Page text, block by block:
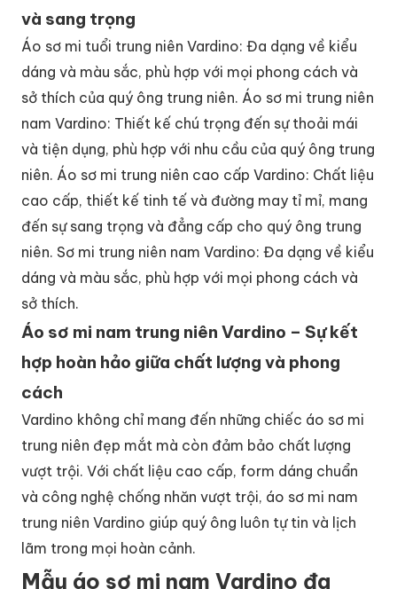
và sang trọng
Áo sơ mi tuổi trung niên Vardino: Đa dạng về kiểu
dáng và màu sắc, phù hợp với mọi phong cách và
sở thích của quý ông trung niên. Áo sơ mi trung niên
nam Vardino: Thiết kế chú trọng đến sự thoải mái
và tiện dụng, phù hợp với nhu cầu của quý ông trung
niên. Áo sơ mi trung niên cao cấp Vardino: Chất liệu
cao cấp, thiết kế tinh tế và đường may tỉ mỉ, mang
đến sự sang trọng và đẳng cấp cho quý ông trung
niên. Sơ mi trung niên nam Vardino: Đa dạng về kiểu
dáng và màu sắc, phù hợp với mọi phong cách và
sở thích.
Áo sơ mi nam trung niên Vardino – Sự kết
hợp hoàn hảo giữa chất lượng và phong
cách
Vardino không chỉ mang đến những chiếc áo sơ mi
trung niên đẹp mắt mà còn đảm bảo chất lượng
vượt trội. Với chất liệu cao cấp, form dáng chuẩn
và công nghệ chống nhăn vượt trội, áo sơ mi nam
trung niên Vardino giúp quý ông luôn tự tin và lịch
lãm trong mọi hoàn cảnh.
Mẫu áo sơ mi nam Vardino đa